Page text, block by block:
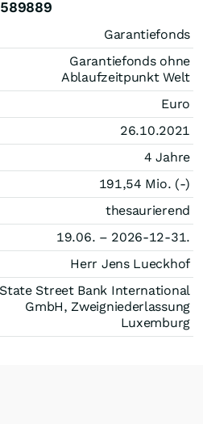
Garantiefonds
Garantiefonds ohne
Ablaufzeitpunkt Welt
Euro
26.10.2021
4 Jahre
191,54 Mio. (-)
thesaurierend
19.06. – 2026-12-31.
Herr Jens Lueckhof
State Street Bank International
GmbH, Zweigniederlassung
Luxemburg